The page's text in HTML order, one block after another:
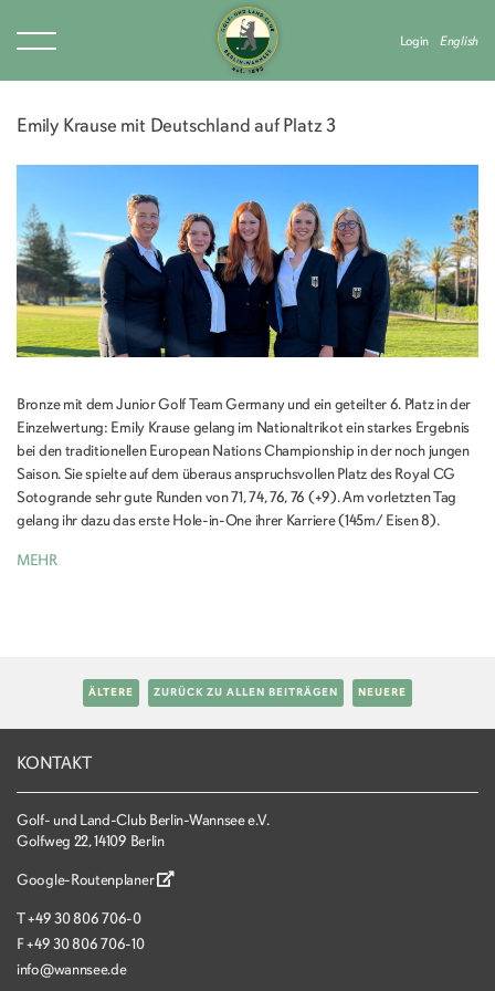
Login English
Emily Krause mit Deutschland auf Platz 3
Bronze mit dem Junior Golf Team Germany und ein geteilter 6. Platz in der
Einzelwertung: Emily Krause gelang im Nationaltrikot ein starkes Ergebnis
bei den traditionellen European Nations Championship in der noch jungen
Saison. Sie spielte auf dem überaus anspruchsvollen Platz des Royal CG
Sotogrande sehr gute Runden von 71, 74, 76, 76 (+9). Am vorletzten Tag
gelang ihr dazu das erste Hole-in-One ihrer Karriere (145m/ Eisen 8).
MEHR
ÄLTERE ZURÜCK ZU ALLEN BEITRÄGEN NEUERE
KONTAKT
Golf- und Land-Club Berlin-Wannsee e.V.
Golfweg 22, 14109 Berlin
Google-Routenplaner
T+49 30 806 706-0
F+49 30 806 706-10
info@wannsee.de